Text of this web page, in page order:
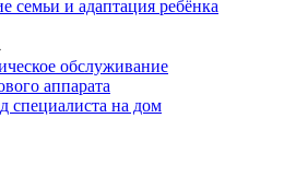
семьи и адаптация ребёнка
обслуживание
аппарата
специалиста на дом